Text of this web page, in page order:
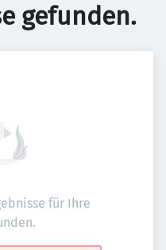
gefunden.
für Ihre